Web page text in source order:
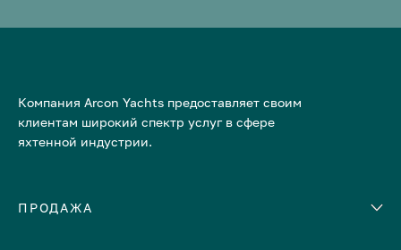
Компания Arcon Yachts предоставляет своим
клиентам широкий спектр услуг в сфере
яхтенной индустрии.
ПРОДАЖА